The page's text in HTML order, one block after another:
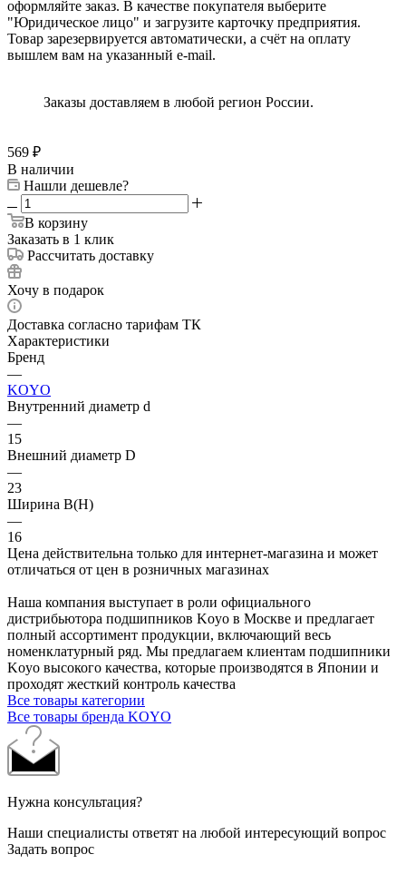
оформляйте заказ. В качестве покупателя выберите
"Юридическое лицо" и загрузите карточку предприятия.
Товар зарезервируется автоматически, а счёт на оплату
вышлем вам на указанный e-mail.
Заказы доставляем в любой регион России.
569 ₽
В наличии
Нашли дешевле?
В корзину
Заказать в 1 клик
Рассчитать доставку
Хочу в подарок
Доставка согласно тарифам ТК
Характеристики
Бренд
—
KOYO
Внутренний диаметр d
—
15
Внешний диаметр D
—
23
Ширина B(H)
—
16
Цена действительна только для интернет-магазина и может
отличаться от цен в розничных магазинах
Наша компания выступает в роли официального
дистрибьютора подшипников Koyo в Москве и предлагает
полный ассортимент продукции, включающий весь
номенклатурный ряд. Мы предлагаем клиентам подшипники
Koyo высокого качества, которые производятся в Японии и
проходят жесткий контроль качества
Все товары категории
Все товары бренда KOYO
Нужна консультация?
Наши специалисты ответят на любой интересующий вопрос
Задать вопрос